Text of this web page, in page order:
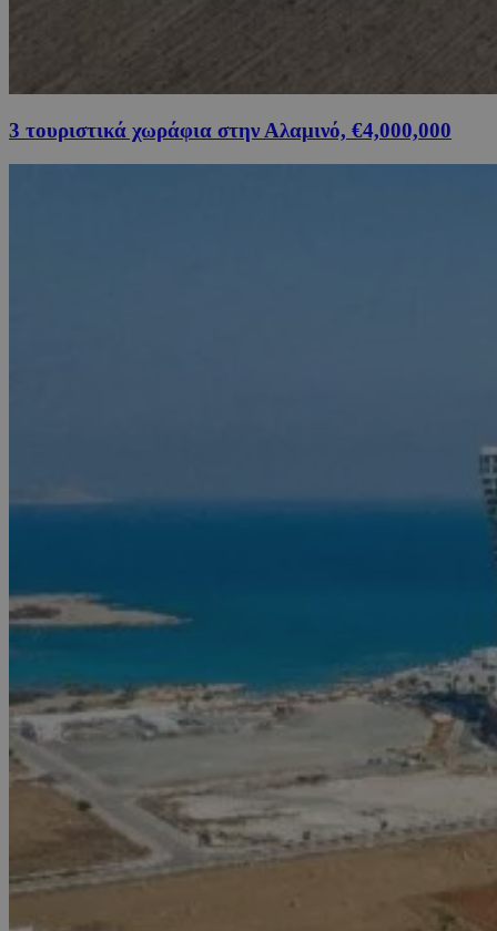
3 τουριστικά χωράφια στην Αλαμινό, €4,000,000